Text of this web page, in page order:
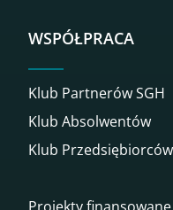
WSPÓŁPRACA
Klub Partnerów SGH
Klub Absolwentów
Klub Przedsiębiorców